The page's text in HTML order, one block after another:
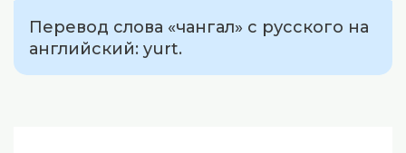
Перевод слова «чангал» с русского на
английский: yurt.